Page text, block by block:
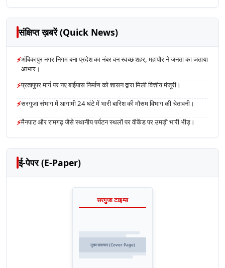
संक्षिप्त ख़बरें (Quick News)
⚡अंबिकापुर नगर निगम बना प्रदेश का नंबर वन स्वच्छ शहर, महापौर ने जनता का जताया
आभार।
⚡प्रतापुपर मार्ग पर नए बाईपास निर्माण को शासन द्वारा मिली वित्तीय मंजूरी।
⚡सरगुजा संभाग में आगामी 24 घंटे में भारी बारिश की मौसम विभाग की चेतावनी।
⚡मैनपाट और रामगढ़ जैसे स्थानीय पर्यटन स्थलों पर वीकेंड पर उमड़ी भारी भीड़।
ई-पेपर (E-Paper)
सरगुजा टाइम्स
मुख्य समाचार (Cover Page)